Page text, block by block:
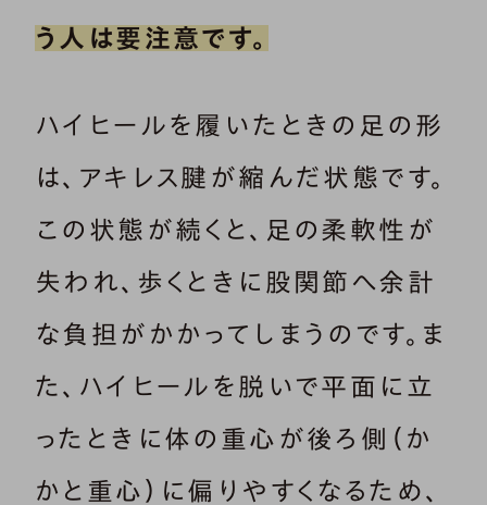
う人は要注意です。
ハイヒールを履いたときの足の形
は、アキレス腱が縮んだ状態です。
この状態が続くと、足の柔軟性が
失われ、歩くときに股関節へ余計
な負担がかかってしまうのです。ま
た、ハイヒールを脱いで平面に立
ったときに体の重心が後ろ側（か
かと重心）に偏りやすくなるため、